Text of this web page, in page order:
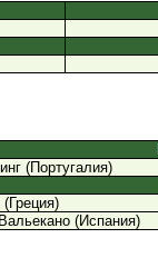
(Португалия)
(Испания)